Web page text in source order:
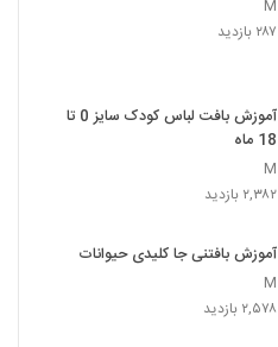
M
۲۸۷ بازدید
آموزش بافت لباس کودک سایز 0 تا
18 ماه
M
۲,۳۸۲ بازدید
آموزش بافتنی جا کلیدی حیوانات
M
۲,۵۷۸ بازدید